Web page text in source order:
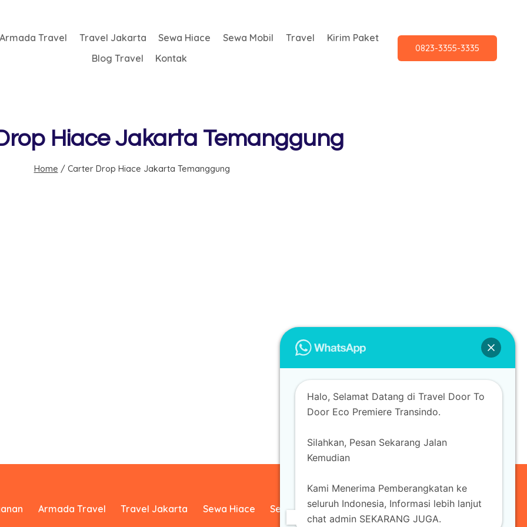
Armada Travel Travel Jakarta Sewa Hiace Sewa Mobil Travel
Kirim Paket
Blog Travel
Kontak
0823-3355-3335
Hiace Jakarta Temanggung
Home / Carter Drop Hiace Jakarta Temanggung
Armada Travel Travel Jakarta Sewa Hiace
Sewa Mobil
Halo, Selamat Datang di Travel Door To
Door Eco Premiere Transindo.
Silahkan, Pesan Sekarang Jalan
Kemudian
Kami Menerima Pemberangkatan ke
seluruh Indonesia, Informasi lebih lanjut
chat admin SEKARANG JUGA.